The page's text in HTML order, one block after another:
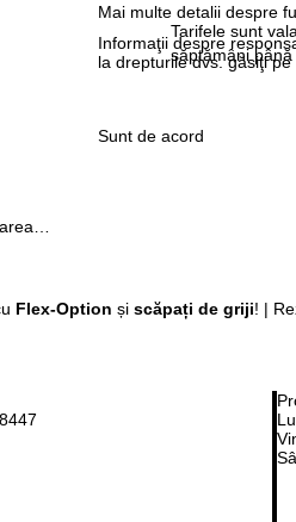
Mai multe detalii despre
Informaţii despre
la drepturile dvs. găsiţi
Sunt de acord
ă
Tarifele sunt
săptămâni
Flex-Option și scăpați de griji! |